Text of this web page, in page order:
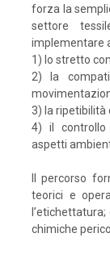
forza la
settore
implementare
1) lo stretto
2) la
3) la ripetibilità
4) il controllo
aspetti
Il percorso
teorici e
chimiche